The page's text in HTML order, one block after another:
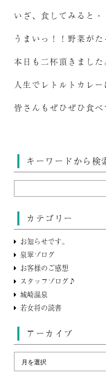
いざ、食してみると・
うまいっ！！野菜が
本日も二杯頂きました
人生でレトルトカレ
皆さんもぜひぜひ食べ
キーワードから検
カテゴリー
お知らせです。
泉翠ブログ
お客様のご感想
スタッフブログ♪
城崎温泉
若女将の読書
アーカイブ